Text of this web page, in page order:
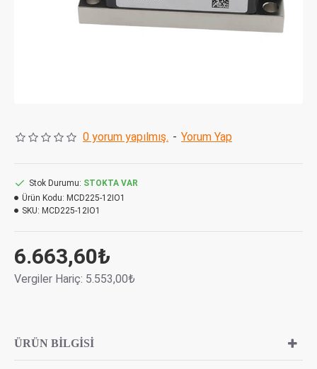
0 yorum yapılmış. - Yorum Yap
6.663,60₺
Vergiler Hariç: 5.553,00₺
Stok Durumu: STOKTA VAR
Ürün Kodu: MCD225-12IO1
SKU: MCD225-12IO1
ÜRÜN BILGISI